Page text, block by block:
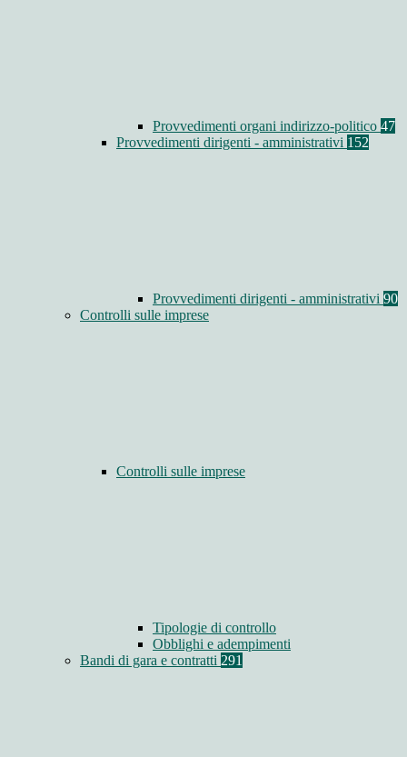
Provvedimenti organi indirizzo-politico 47
Provvedimenti dirigenti - amministrativi 152
Provvedimenti dirigenti - amministrativi 90
Controlli sulle imprese
Controlli sulle imprese
Tipologie di controllo
Obblighi e adempimenti
Bandi di gara e contratti 291